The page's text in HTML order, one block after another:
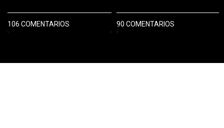
106 COMENTARIOS 90 COMENTARIOS